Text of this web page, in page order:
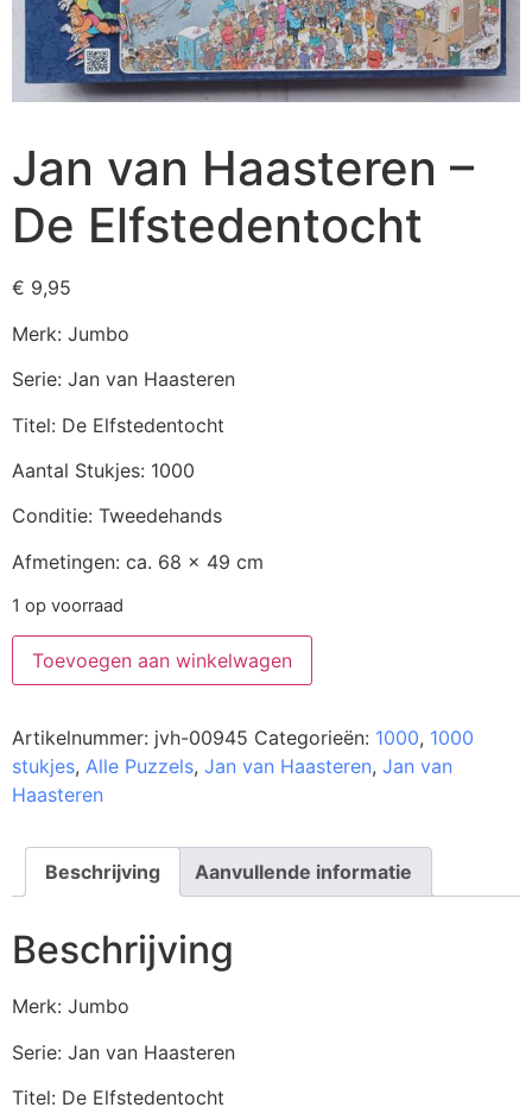
Jan van Haasteren –
De Elfstedentocht
€ 9,95
Merk: Jumbo
Serie: Jan van Haasteren
Titel: De Elfstedentocht
Aantal Stukjes: 1000
Conditie: Tweedehands
Afmetingen: ca. 68 x 49 cm
1 op voorraad
Toevoegen aan winkelwagen
Artikelnummer: jvh-00945 Categorieën: 1000, 1000
stukjes, Alle Puzzels, Jan van Haasteren, Jan van
Haasteren
Beschrijving Aanvullende informatie
Beschrijving
Merk: Jumbo
Serie: Jan van Haasteren
Titel: De Elfstedentocht